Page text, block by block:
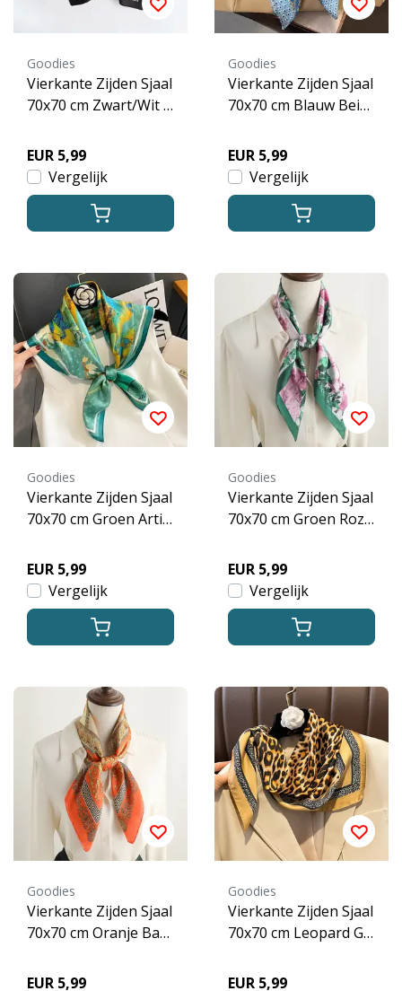
Goodies
Vierkante Zijden Sjaal
70x70 cm Zwart/Wit P
EUR 5,99
Vergelijk
Goodies
Vierkante Zijden Sjaal
70x70 cm Blauw Beig
EUR 5,99
Vergelijk
Goodies
Vierkante Zijden Sjaal
70x70 cm Groen Artis
EUR 5,99
Vergelijk
Goodies
Vierkante Zijden Sjaal
70x70 cm Groen Roze
EUR 5,99
Vergelijk
Goodies
Vierkante Zijden Sjaal
70x70 cm Oranje Bar
EUR 5,99
Goodies
Vierkante Zijden Sjaal
70x70 cm Leopard Go
EUR 5,99